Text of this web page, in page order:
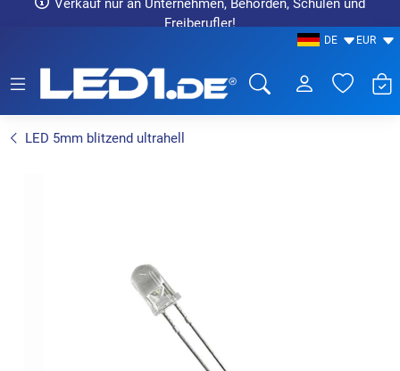
Verkauf nur an Unternehmen, Behörden, Schulen und
Freiberufler!
DE EUR
LED 5mm blitzend ultrahell